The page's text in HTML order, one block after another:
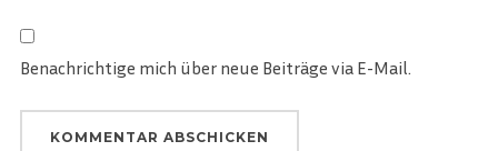
Benachrichtige mich über neue Beiträge via E-Mail.